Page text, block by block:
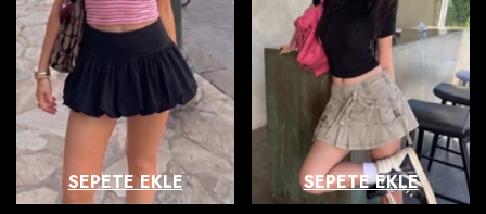
SEPETE EKLE
SEPETE EKLE